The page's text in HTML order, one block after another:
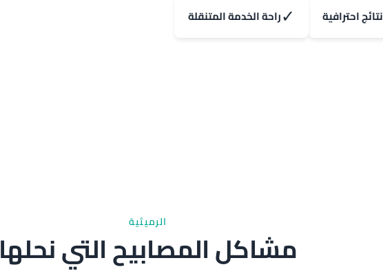
نتائج احترافية ✓راحة الخدمة المتنقلة
الرميثية
مشاكل المصابيح التي نحلها